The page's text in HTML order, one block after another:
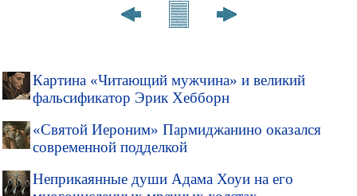
Картина «Читающий мужчина» и великий
фальсификатор Эрик Хебборн
«Святой Иероним» Пармиджанино оказался
современной подделкой
Неприкаянные души Адама Хоуи на его